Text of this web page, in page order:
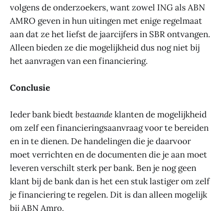
volgens de onderzoekers, want zowel ING als ABN
AMRO geven in hun uitingen met enige regelmaat
aan dat ze het liefst de jaarcijfers in SBR ontvangen.
Alleen bieden ze die mogelijkheid dus nog niet bij
het aanvragen van een financiering.
Conclusie
Ieder bank biedtbestaandeklanten de mogelijkheid
om zelf een financieringsaanvraag voor te bereiden
en in te dienen. De handelingen die je daarvoor
moet verrichten en de documenten die je aan moet
leveren verschilt sterk per bank. Ben je nog geen
klant bij de bank dan is het een stuk lastiger om zelf
je financiering te regelen. Dit is dan alleen mogelijk
bij ABN Amro.